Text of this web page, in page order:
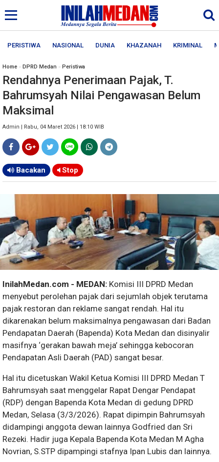
PERISTIWA NASIONAL DUNIA KHAZANAH KRIMINAL
Home » DPRD Medan » Peristiwa
Rendahnya Penerimaan Pajak, T.
Bahrumsyah Nilai Pengawasan Belum
Maksimal
Admin | Rabu, 04 Maret 2026 | 18:10 WIB
Bacakan Stop
InilahMedan.com - MEDAN: Komisi III DPRD Medan
menyebut perolehan pajak dari sejumlah objek terutama
pajak restoran dan reklame sangat rendah. Hal itu
dikarenakan belum maksimalnya pengawasan dari Badan
Pendapatan Daerah (Bapenda) Kota Medan dan disinyalir
masifnya ‘gerakan bawah meja’ sehingga kebocoran
Pendapatan Asli Daerah (PAD) sangat besar.
Hal itu dicetuskan Wakil Ketua Komisi III DPRD Medan T
Bahrumsyah saat menggelar Rapat Dengar Pendapat
(RDP) dengan Bapenda Kota Medan di gedung DPRD
Medan, Selasa (3/3/2026). Rapat dipimpin Bahrumsyah
didampingi anggota dewan lainnya Godfried dan Sri
Rezeki. Hadir juga Kepala Bapenda Kota Medan M Agha
Novrian, S.STP dipampingi stafnya Ipan Lubis dan lainnya.